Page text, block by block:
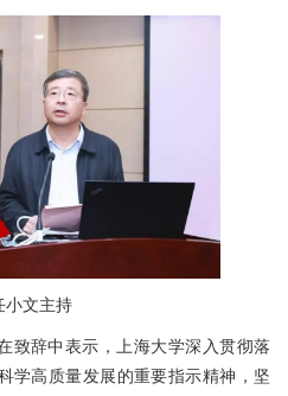
小文主持
致辞中表示，上海大学深入贯彻落
学高质量发展的重要指示精神，坚